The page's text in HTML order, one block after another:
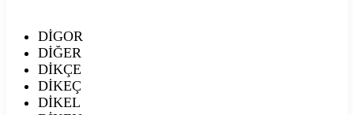
DİGOR
DİĞER
DİKÇE
DİKEÇ
DİKEL